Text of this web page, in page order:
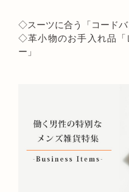
◇スーツに合う「コードバ
◇革小物のお手入れ品「
ー」